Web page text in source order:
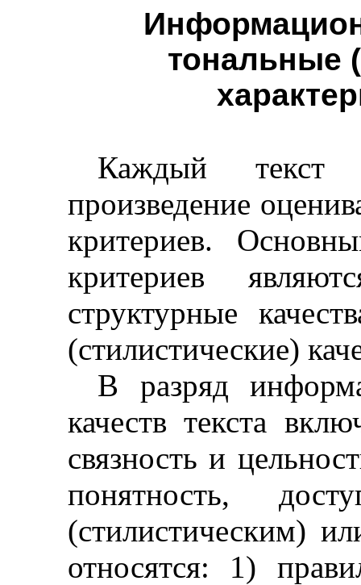
тональные
Каждый текст
произведение
критериев.
критериев
структурные
(стилистические)
В разряд
качеств текста
связность и
понятность,
(стилистическим)
относятся: 1)